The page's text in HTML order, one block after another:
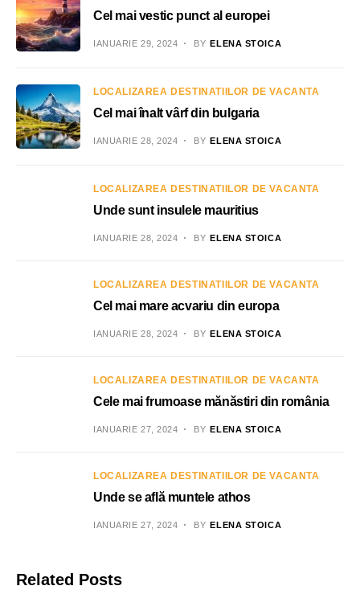
Cel mai vestic punct al europei
IANUARIE 29, 2024 BY ELENA STOICA
LOCALIZAREA DESTINATIILOR DE VACANTA
Cel mai înalt vârf din bulgaria
IANUARIE 28, 2024 BY ELENA STOICA
LOCALIZAREA DESTINATIILOR DE VACANTA
Unde sunt insulele mauritius
IANUARIE 28, 2024 BY ELENA STOICA
LOCALIZAREA DESTINATIILOR DE VACANTA
Cel mai mare acvariu din europa
IANUARIE 28, 2024 BY ELENA STOICA
LOCALIZAREA DESTINATIILOR DE VACANTA
Cele mai frumoase mănăstiri din românia
IANUARIE 27, 2024 BY ELENA STOICA
LOCALIZAREA DESTINATIILOR DE VACANTA
Unde se află muntele athos
IANUARIE 27, 2024 BY ELENA STOICA
Related Posts